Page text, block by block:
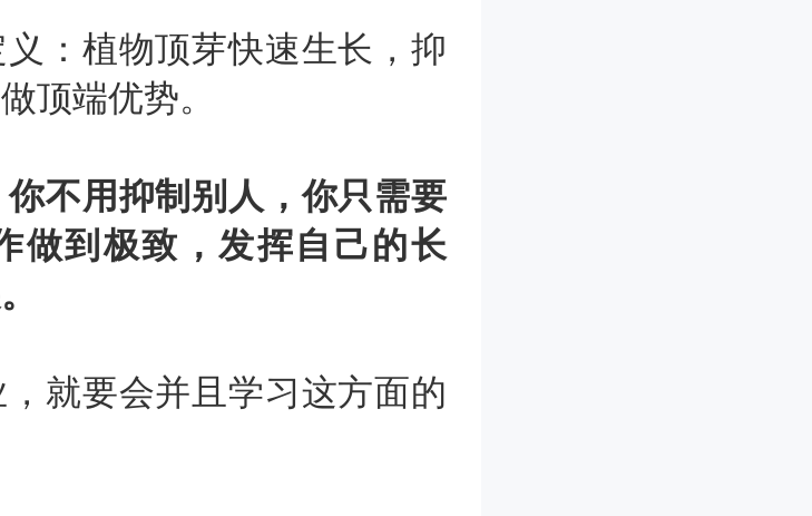
植物顶芽快速生长，抑
顶端优势。
不用抑制别人，你只需要
做到极致，发挥自己的长
要会并且学习这方面的